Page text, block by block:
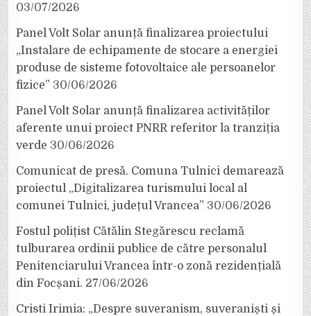
03/07/2026
Panel Volt Solar anunță finalizarea proiectului
„Instalare de echipamente de stocare a energiei
produse de sisteme fotovoltaice ale persoanelor
fizice” 30/06/2026
Panel Volt Solar anunță finalizarea activităților
aferente unui proiect PNRR referitor la tranziția
verde 30/06/2026
Comunicat de presă. Comuna Tulnici demarează
proiectul „Digitalizarea turismului local al
comunei Tulnici, județul Vrancea” 30/06/2026
Fostul polițist Cătălin Stegărescu reclamă
tulburarea ordinii publice de către personalul
Penitenciarului Vrancea într-o zonă rezidențială
din Focșani. 27/06/2026
Cristi Irimia: „Despre suveranism, suveraniști și